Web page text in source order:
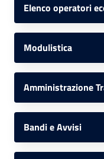
Elenco operatori
Modulistica
Amministrazione
Bandi e Avvisi